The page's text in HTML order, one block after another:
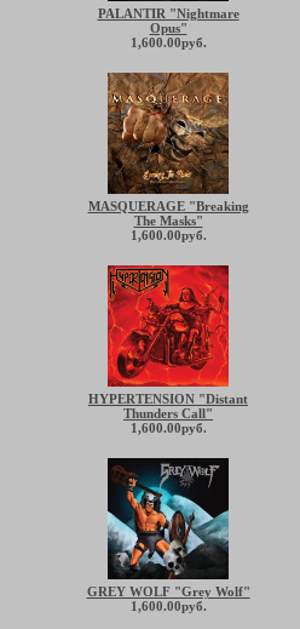
PALANTIR "Nightmare
Opus"
1,600.00руб.
MASQUERAGE "Breaking
The Masks"
1,600.00руб.
HYPERTENSION "Distant
Thunders Call"
1,600.00руб.
GREY WOLF "Grey Wolf"
1,600.00руб.